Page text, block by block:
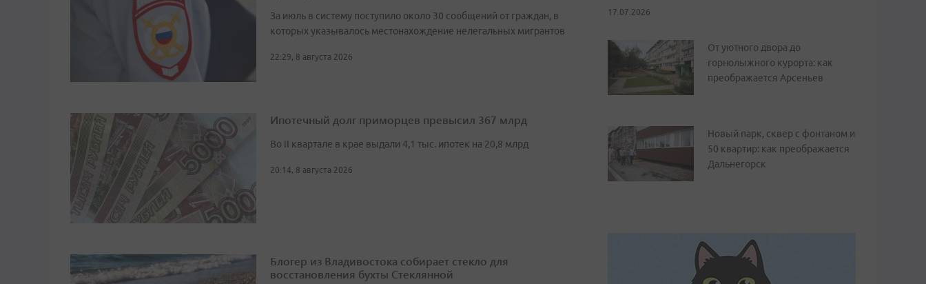
За июль в систему поступило около 30 сообщений от граждан, в
которых указывалось местонахождение нелегальных мигрантов
22:29, 8 августа 2026
Ипотечный долг приморцев превысил 367 млрд
Во II квартале в крае выдали 4,1 тыс. ипотек на 20,8 млрд
20:14, 8 августа 2026
Блогер из Владивостока собирает стекло для
восстановления бухты Стеклянной
17.07.2026
От уютного двора до
горнолыжного курорта: как
преображается Арсеньев
Новый парк, сквер с фонтаном и
50 квартир: как преображается
Дальнегорск